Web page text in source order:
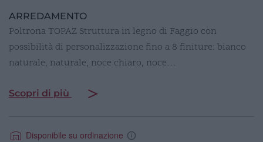
ARREDAMENTO
Poltrona TOPAZ Struttura in legno di Faggio con
possibilità di personalizzazione fino a 8 finiture: bianco
naturale, naturale, noce chiaro, noce…
Scopri di più
Disponibile su ordinazione